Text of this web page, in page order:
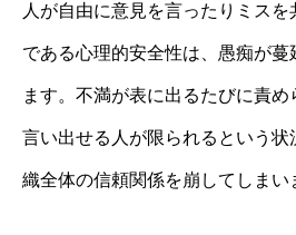
人が自由に意見を言ったりミス
である心理的安全性は、愚痴が
ます。不満が表に出るたびに責
言い出せる人が限られるという状
織全体の信頼関係を崩してしまい